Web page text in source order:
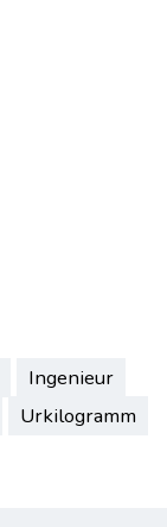
Ingenieur
Urkilogramm